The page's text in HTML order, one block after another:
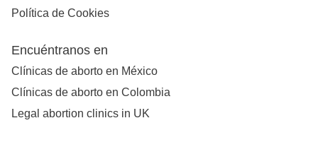
Política de Cookies
Encuéntranos en
Clínicas de aborto en México
Clínicas de aborto en Colombia
Legal abortion clinics in UK